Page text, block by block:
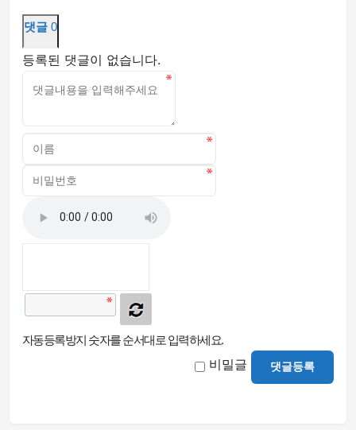
댓글 0
등록된 댓글이 없습니다.
자동등록방지 숫자를 순서대로 입력하세요.
비밀글 댓글등록